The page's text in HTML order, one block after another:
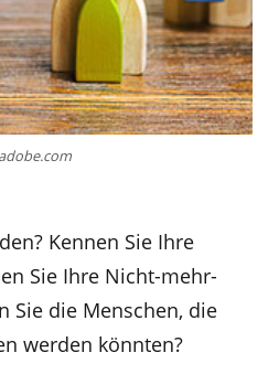
Kennen Sie Ihre
Sie Ihre Nicht-mehr-
Sie die Menschen, die
werden könnten?